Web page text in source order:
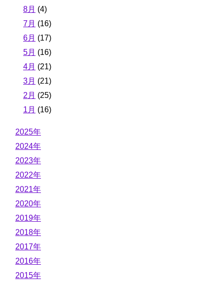
8月 (4)
7月 (16)
6月 (17)
5月 (16)
4月 (21)
3月 (21)
2月 (25)
1月 (16)
2025年
2024年
2023年
2022年
2021年
2020年
2019年
2018年
2017年
2016年
2015年